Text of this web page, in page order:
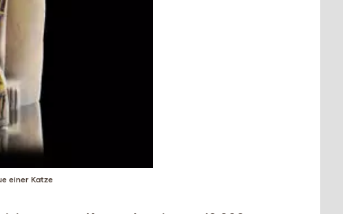
einer Katze